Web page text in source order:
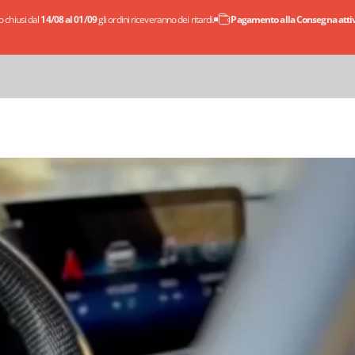
chiusi dal14/08 al 01/09gli ordini riceveranno dei ritardi. Pagamento alla Consegna